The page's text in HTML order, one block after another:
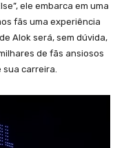
ele embarca em uma
fãs uma experiência
Alok será, sem dúvida,
de fãs ansiosos
carreira.